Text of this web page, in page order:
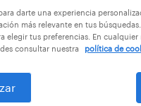
darte una experiencia
más relevante en tus
elegir tus preferencias. En
consultar nuestra
política de